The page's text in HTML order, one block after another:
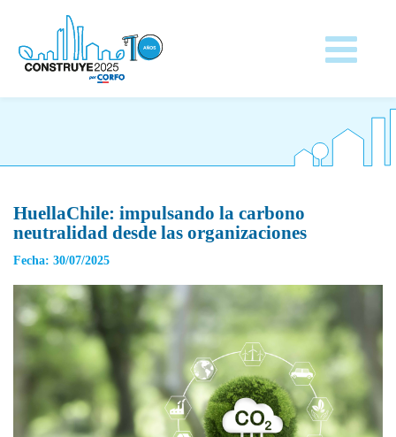
HuellaChile: impulsando la carbono
neutralidad desde las organizaciones
Fecha: 30/07/2025